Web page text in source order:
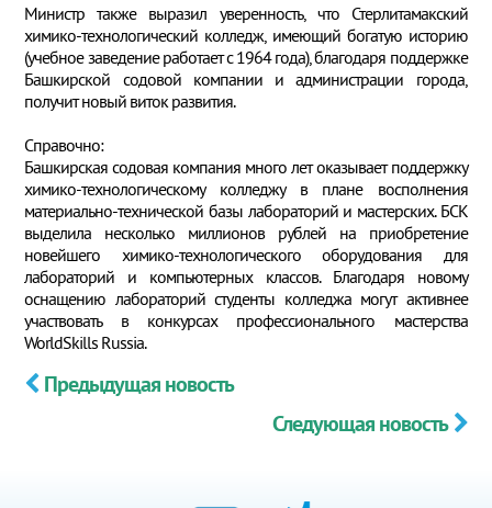
Министр также выразил уверенность, что Стерлитамакский
химико-технологический колледж, имеющий богатую историю
(учебное заведение работает с 1964 года), благодаря поддержке
Башкирской содовой компании и администрации города,
получит новый виток развития.
Справочно:
Башкирская содовая компания много лет оказывает поддержку
химико-технологическому колледжу в плане восполнения
материально-технической базы лабораторий и мастерских. БСК
выделила несколько миллионов рублей на приобретение
новейшего химико-технологического оборудования для
лабораторий и компьютерных классов. Благодаря новому
оснащению лабораторий студенты колледжа могут активнее
участвовать в конкурсах профессионального мастерства
WorldSkills Russia.
Предыдущая новость
Следующая новость